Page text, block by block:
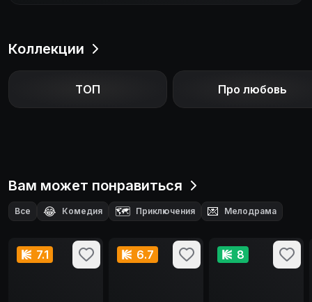
нежданную любовь и уверенность в том, что
человек может стать творцом своей судьбы.
Коллекции
ТОП Про любовь
Вам может понравиться
Все 😂 Комедия 🗺️ Приключения 💌 Мелодрама
7.1 6.7 8